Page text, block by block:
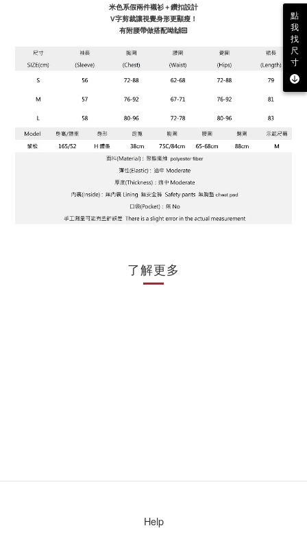
米色系假兩件襯衫＋鑽扣設計
V字剪裁讓視覺身形更顯瘦！
有附腰帶做搭配呦🙌🏻
了解更多
Help
點
我
找
尺
寸